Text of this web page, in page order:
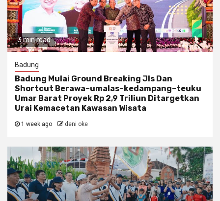
3 min read
Badung
Badung Mulai Ground Breaking Jls Dan
Shortcut Berawa–umalas–kedampang–teuku
Umar Barat Proyek Rp 2,9 Triliun Ditargetkan
Urai Kemacetan Kawasan Wisata
1 week ago deni oke